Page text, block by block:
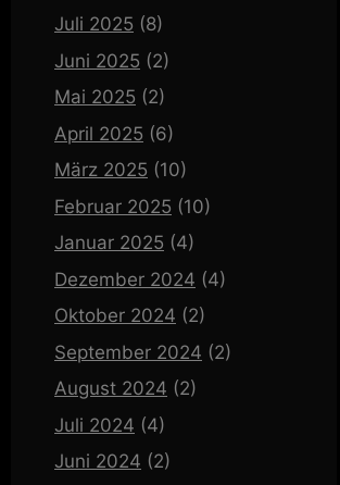
Juli 2025 (8)
Juni 2025 (2)
Mai 2025 (2)
April 2025 (6)
März 2025 (10)
Februar 2025 (10)
Januar 2025 (4)
Dezember 2024 (4)
Oktober 2024 (2)
September 2024 (2)
August 2024 (2)
Juli 2024 (4)
Juni 2024 (2)